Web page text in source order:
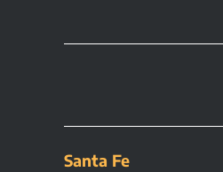
Santa Fe